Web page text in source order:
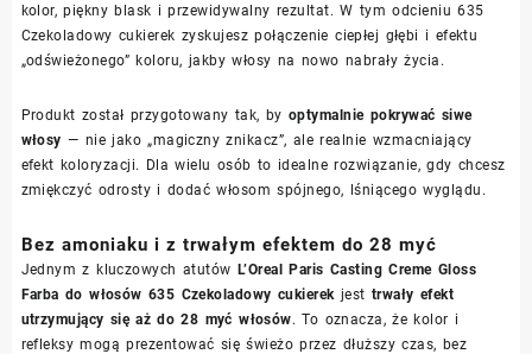
kolor, piękny blask i przewidywalny rezultat. W tym odcieniu 635
Czekoladowy cukierek zyskujesz połączenie ciepłej głębi i efektu
„odświeżonego” koloru, jakby włosy na nowo nabrały życia.
Produkt został przygotowany tak, by optymalnie pokrywać siwe
włosy — nie jako „magiczny znikacz”, ale realnie wzmacniający
efekt koloryzacji. Dla wielu osób to idealne rozwiązanie, gdy chcesz
zmiękczyć odrosty i dodać włosom spójnego, lśniącego wyglądu.
Bez amoniaku i z trwałym efektem do 28 myć
Jednym z kluczowych atutów L’Oreal Paris Casting Creme Gloss
Farba do włosów 635 Czekoladowy cukierek jest trwały efekt
utrzymujący się aż do 28 myć włosów. To oznacza, że kolor i
refleksy mogą prezentować się świeżo przez dłuższy czas, bez